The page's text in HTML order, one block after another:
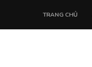
TRANG CHỦ